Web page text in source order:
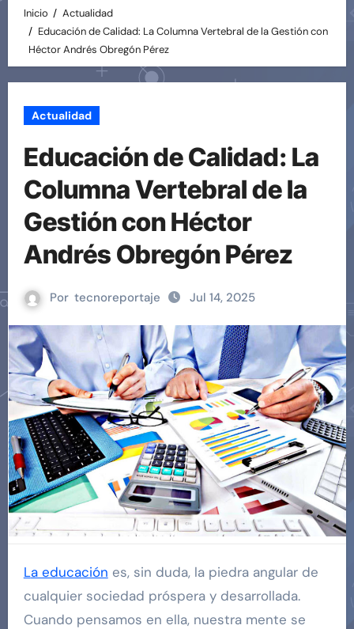
Inicio
Actualidad
Educación de Calidad: La Columna Vertebral de la Gestión con
Héctor Andrés Obregón Pérez
Actualidad
Educación de Calidad: La
Columna Vertebral de la
Gestión con Héctor
Andrés Obregón Pérez
Por tecnoreportaje Jul 14, 2025
La educación es, sin duda, la piedra angular de
cualquier sociedad próspera y desarrollada.
Cuando pensamos en ella, nuestra mente se